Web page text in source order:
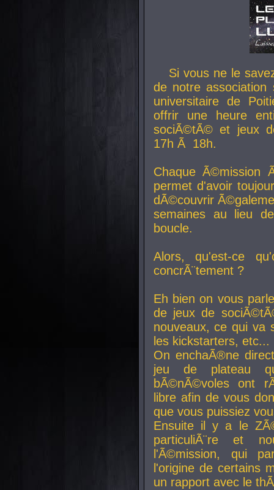
Si vous ne le
de notre
universitaire de
offrir une heure
sociÃ©tÃ© et jeux
17h Ã 18h.
Chaque Ã©mission
permet d'avoir
dÃ©couvrir
semaines au lieu
boucle.
Alors, qu'est-ce
concrÃ¨tement ?
Eh bien on vous
de jeux de
nouveaux, ce qui va
les kickstarters, etc...
On enchaÃ®ne
jeu de plateau
bÃ©nÃ©voles ont
libre afin de vous
que vous puissiez
Ensuite il y a le
particuliÃ¨re et
l'Ã©mission, qui
l'origine de certains
un rapport avec le